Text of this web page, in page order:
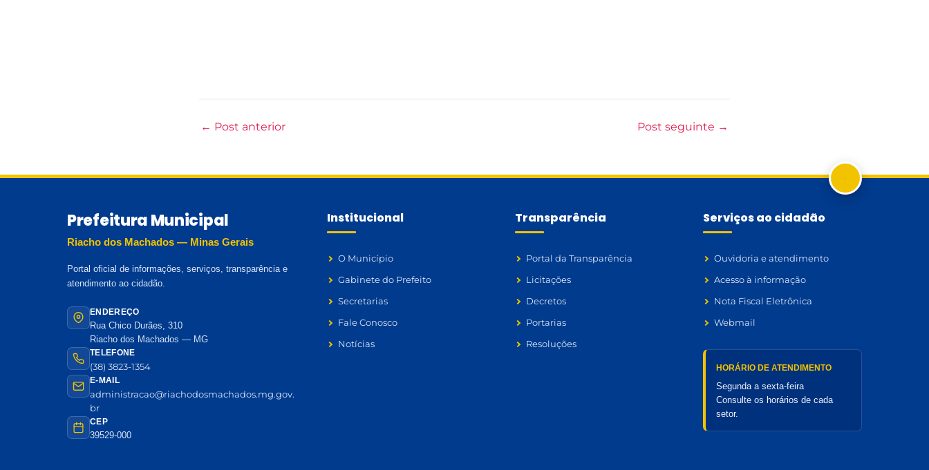
← Post anterior Post seguinte →
Prefeitura Municipal
Riacho dos Machados — Minas Gerais
Portal oficial de informações, serviços, transparência e
atendimento ao cidadão.
ENDEREÇO
Rua Chico Durães, 310
Riacho dos Machados — MG
TELEFONE
(38) 3823-1354
E-MAIL
administracao@riachodosmachados.mg.gov.
br
CEP
39529-000
Institucional
O Município
Gabinete do Prefeito
Secretarias
Fale Conosco
Notícias
Transparência
Portal da Transparência
Licitações
Decretos
Portarias
Resoluções
Serviços ao cidadão
Ouvidoria e atendimento
Acesso à informação
Nota Fiscal Eletrônica
Webmail
HORÁRIO DE ATENDIMENTO
Segunda a sexta-feira
Consulte os horários de cada
setor.